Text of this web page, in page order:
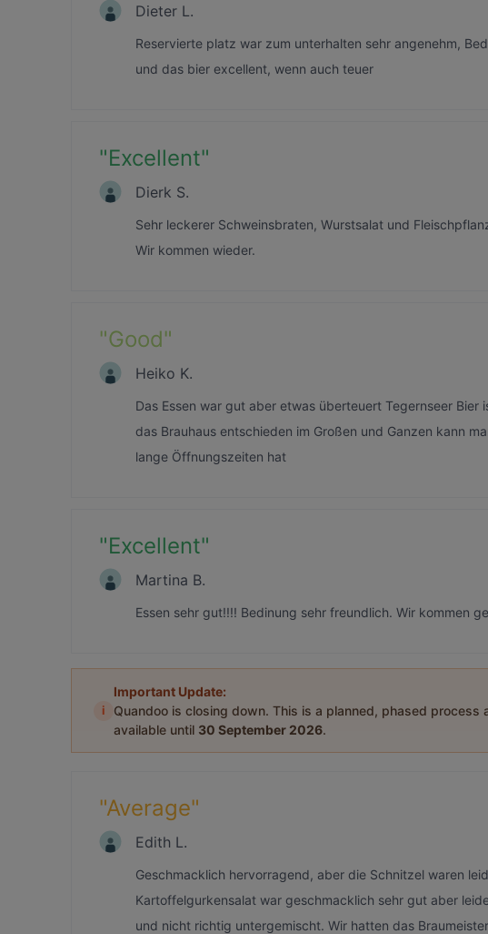
Dieter L.
Reservierte platz war zum unterhalten sehr angenehm,
und das bier excellent, wenn auch teuer
"Excellent"
Dierk S.
Sehr leckerer Schweinsbraten, Wurstsalat und
Wir kommen wieder.
"Good"
Heiko K.
Das Essen war gut aber etwas überteuert Tegernseer
das Brauhaus entschieden im Großen und Ganzen kann
lange Öffnungszeiten hat
"Excellent"
Martina B.
Essen sehr gut!!!! Bedinung sehr freundlich. Wir kommen
i
Important Update:
Quandoo is closing down. This is a planned, phased process
available until 30 September 2026.
"Average"
Edith L.
Geschmacklich hervorragend, aber die Schnitzel waren
Kartoffelgurkensalat war geschmacklich sehr gut aber
und nicht richtig untergemischt. Wir hatten das